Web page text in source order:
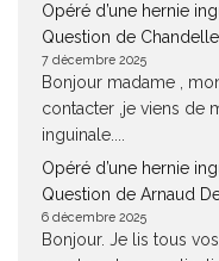
Opéré d’une hernie
Question de Chandelle
7 décembre 2025
Bonjour madame ,
contacter ,je viens de
inguinale....
Opéré d’une hernie
Question de Arnaud
6 décembre 2025
Bonjour. Je lis tous